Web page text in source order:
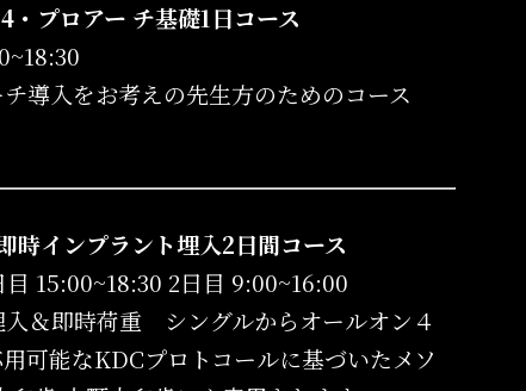
プロアー チ基礎1日コース
導入をお考えの先生方のためのコース
時インプラント埋入2日間コース
15:00~18:30 2日目 9:00~16:00
＆即時荷重 シングルからオールオン４
可能なKDCプロトコールに基づいたメソ